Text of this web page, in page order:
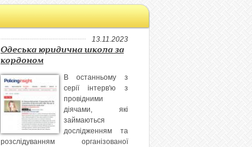
13.11.2023
Одеська юридична школа за
кордоном
В останньому з
серії інтерв'ю з
провідними
діячами, які
займаються
дослідженням та
розслідуванням організованої